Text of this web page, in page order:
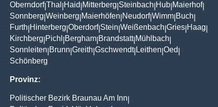
Oberndorf|Thal Haid Mitterberg Steinbach Hub Maierhof|
Sonnberg Weinberg Maierhöfen Neudorf|Wimm Buch
Furth Hinterberg Oberdorf| Stein Weißenbach Gries Haag
Kirchberg Pichl Bergham Brandstatt| Mühlbach
Sonnleiten Brunn Greith Gschwendt| Leithen Oed
Schönberg
Provinz:
Politischer Bezirk Braunau Am Inn